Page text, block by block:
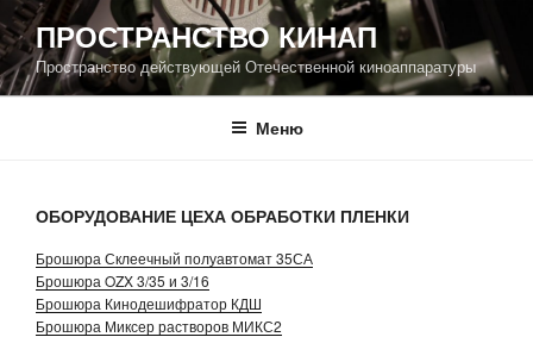
Перейти
к
содержимому
ПРОСТРАНСТВО КИНАП
Пространство действующей Отечественной киноаппаратуры
Меню
ОБОРУДОВАНИЕ ЦЕХА ОБРАБОТКИ ПЛЕНКИ
Брошюра Склеечный полуавтомат 35СА
Брошюра OZX 3/35 и 3/16
Брошюра Кинодешифратор КДШ
Брошюра Миксер растворов МИКС2